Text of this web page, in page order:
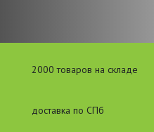
2000 товаров на складе
доставка по СПб